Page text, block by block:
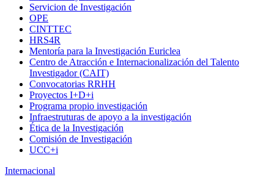
Servicion de Investigación
OPE
CINTTEC
HRS4R
Mentoría para la Investigación Euriclea
Centro de Atracción e Internacionalización del Talento
Investigador (CAIT)
Convocatorias RRHH
Proyectos I+D+i
Programa propio investigación
Infraestruturas de apoyo a la investigación
Ética de la Investigación
Comisión de Investigación
UCC+i
Internacional